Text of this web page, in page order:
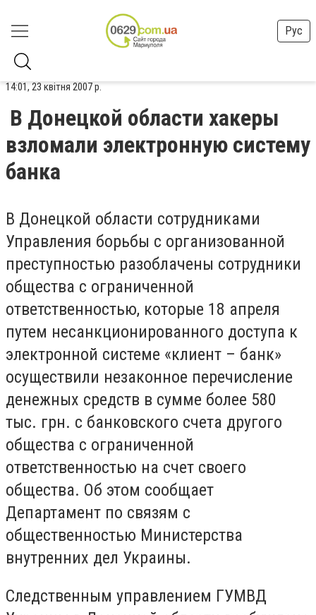
Рус
14:01, 23 квітня 2007 р.
В Донецкой области хакеры
взломали электронную систему
банка
В Донецкой области сотрудниками
Управления борьбы с организованной
преступностью разоблачены сотрудники
общества с ограниченной
ответственностью, которые 18 апреля
путем несанкционированного доступа к
электронной системе «клиент – банк»
осуществили незаконное перечисление
денежных средств в сумме более 580
тыс. грн. с банковского счета другого
общества с ограниченной
ответственностью на счет своего
общества. Об этом сообщает
Департамент по связям с
общественностью Министерства
внутренних дел Украины.
Следственным управлением ГУМВД